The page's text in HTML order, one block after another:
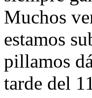
Muchos
estamos
pillamos
tarde del